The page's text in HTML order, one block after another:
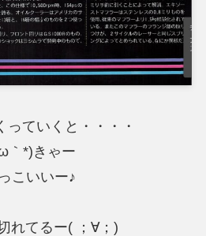
っていくと・・・・
｀*)きゃー
こいいー♪
れてるー( ；∀；)